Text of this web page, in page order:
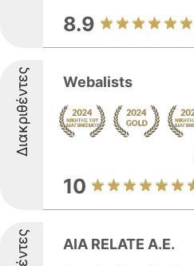
8.9
Διακριθέντες Webalists
10
ΑΙΑ RELATE Α.Ε.